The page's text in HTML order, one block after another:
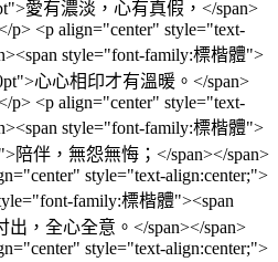
愛有濃淡，心有真假，</span>
p> <p align="center" style="text-
style="font-family:標楷體">
心心相印才有溫暖。</span>
p> <p align="center" style="text-
style="font-family:標楷體">
陪伴，無怨無悔；</span></span>
style="text-align:center;">
family:標楷體"><span
出，全心全意。</span></span>
style="text-align:center;">